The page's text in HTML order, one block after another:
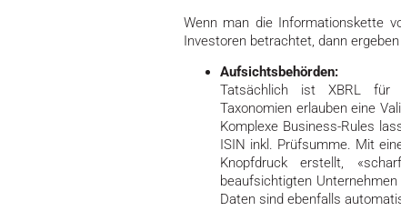
Wenn man die Informationskette
Investoren betrachtet, dann
Aufsichtsbehörden:
Tatsächlich ist XBRL für
Taxonomien erlauben eine
Komplexe Business-Rules
ISIN inkl. Prüfsumme. Mit
Knopfdruck erstellt,
beaufsichtigten
Daten sind ebenfalls